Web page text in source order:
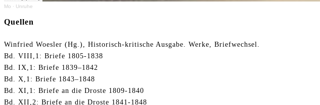
Mo · Unruhe
Quellen
Winfried Woesler (Hg.), Historisch-kritische Ausgabe. Werke, Briefwechsel.
Bd. VIII,1: Briefe 1805-1838
Bd. IX,1: Briefe 1839–1842
Bd. X,1: Briefe 1843–1848
Bd. XI,1: Briefe an die Droste 1809-1840
Bd. XII,2: Briefe an die Droste 1841-1848